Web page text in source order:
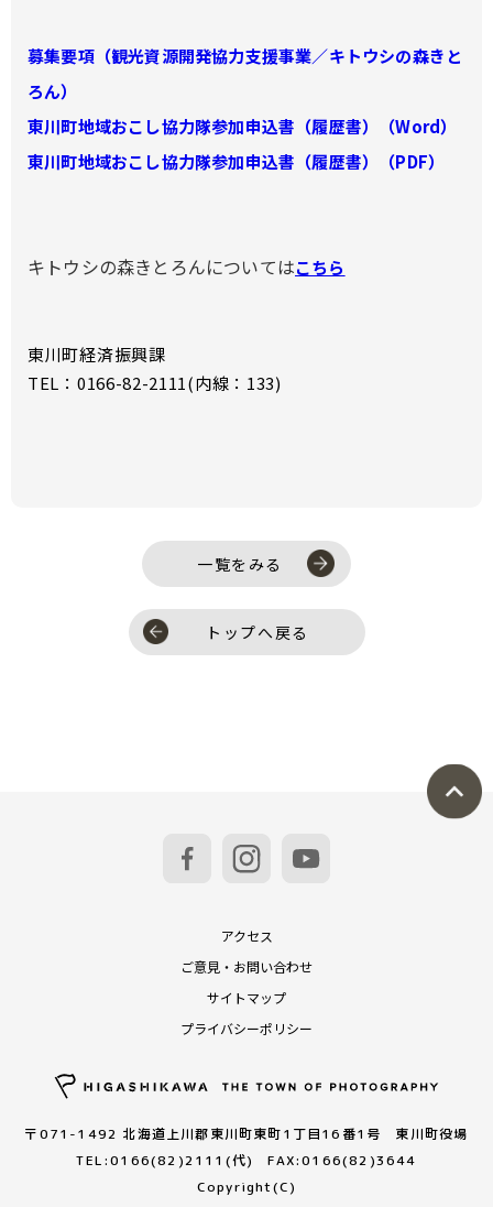
募集要項（観光資源開発協力支援事業／キトウシの森きと
ろん）
東川町地域おこし協力隊参加申込書（履歴書）（Word）
東川町地域おこし協力隊参加申込書（履歴書）（PDF）
キトウシの森きとろんについてはこちら
東川町経済振興課
TEL：0166-82-2111(内線：133)
一覧をみる
トップへ戻る
アクセス
ご意見・お問い合わせ
サイトマップ
プライバシーポリシー
〒071-1492 北海道上川郡東川町東町1丁目16番1号 東川町役場
TEL:0166(82)2111(代) FAX:0166(82)3644
Copyright(C)